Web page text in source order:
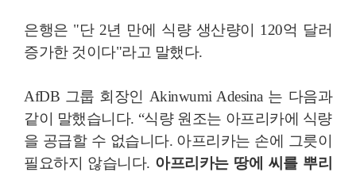
은행은 "단 2년 만에 식량 생산량이 120억 달러
증가한 것이다"라고 말했다.
AfDB 그룹 회장인 Akinwumi Adesina 는 다음과
같이 말했습니다. “식량 원조는 아프리카에 식량
을 공급할 수 없습니다. 아프리카는 손에 그릇이
필요하지 않습니다. 아프리카는 땅에 씨를 뿌리